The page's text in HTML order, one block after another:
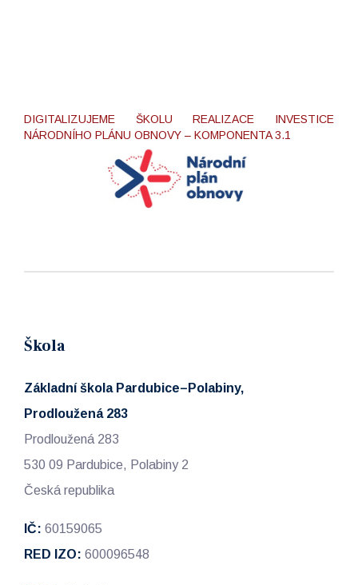
DIGITALIZUJEME ŠKOLU REALIZACE INVESTICE
NÁRODNÍHO PLÁNU OBNOVY – KOMPONENTA 3.1
Škola
Základní škola Pardubice–Polabiny,
Prodloužená 283
Prodloužená 283
530 09 Pardubice, Polabiny 2
Česká republika
IČ: 60159065
RED IZO: 600096548